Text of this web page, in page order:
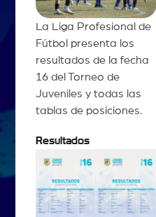
La Liga Profesional de
Fútbol presenta los
resultados de la fecha
16 del Torneo de
Juveniles y todas las
tablas de posiciones.
Resultados